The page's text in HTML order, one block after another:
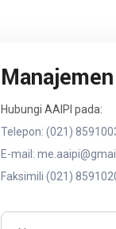
Hubungi AAIPI pada:
Telepon: (021)
E-mail:
Faksimili (021)